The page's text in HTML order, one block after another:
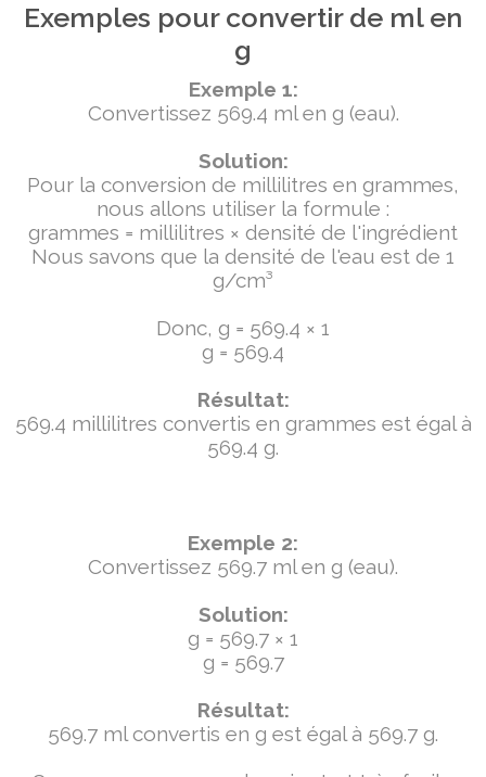
Exemples pour convertir de ml en
g
Exemple 1:
Convertissez 569.4 ml en g (eau).
Solution:
Pour la conversion de millilitres en grammes,
nous allons utiliser la formule :
grammes = millilitres × densité de l'ingrédient
Nous savons que la densité de l'eau est de 1
g/cm³
Donc, g = 569.4 × 1
g = 569.4
Résultat:
569.4 millilitres convertis en grammes est égal à
569.4 g.
Exemple 2:
Convertissez 569.7 ml en g (eau).
Solution:
g = 569.7 × 1
g = 569.7
Résultat:
569.7 ml convertis en g est égal à 569.7 g.